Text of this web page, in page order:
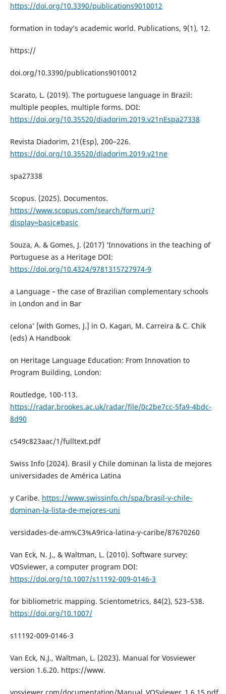
https://doi.org/10.3390/publications9010012
formation in today’s academic world. Publications, 9(1), 12.
https://
doi.org/10.3390/publications9010012
Scarato, L. (2019). The portuguese language in Brazil:
multiple peoples, multiple forms. DOI:
https://doi.org/10.35520/diadorim.2019.v21nEspa27338
Revista Diadorim, 21(Esp), 200–226.
https://doi.org/10.35520/diadorim.2019.v21ne
spa27338
Scopus. (2025). Documentos.
https://www.scopus.com/search/form.uri?
display=basic#basic
Souza, A. & Gomes, J. (2017) ‘Innovations in the teaching of
Portuguese as a Heritage DOI:
https://doi.org/10.4324/9781315727974-9
a Language – the case of Brazilian complementary schools
in London and in Bar
celona’ [with Gomes, J.] in O. Kagan, M. Carreira & C. Chik
(eds) A Handbook
on Heritage Language Education: From Innovation to
Program Building, London:
Routledge, 100-113.
https://radar.brookes.ac.uk/radar/file/0c2be7cc-5fa9-4bdc-
8d90
c549c823aac/1/fulltext.pdf
Swiss Info (2024). Brasil y Chile dominan la lista de mejores
universidades de América Latina
y Caribe. https://www.swissinfo.ch/spa/brasil-y-chile-
dominan-la-lista-de-mejores-uni
versidades-de-am%C3%A9rica-latina-y-caribe/87670260
Van Eck, N. J., & Waltman, L. (2010). Software survey:
VOSviewer, a computer program DOI:
https://doi.org/10.1007/s11192-009-0146-3
for bibliometric mapping. Scientometrics, 84(2), 523–538.
https://doi.org/10.1007/
s11192-009-0146-3
Van Eck, N.J., Waltman, L. (2023). Manual for Vosviewer
version 1.6.20. https://www.